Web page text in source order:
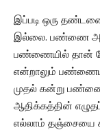
இப்படி ஒரு
இல்லை. பண்ணை
பண்ணையில் தான்
என்றாலும்
முதல் கன்று
ஆதிக்கத்தின்
எல்லாம் தஞ்சையை